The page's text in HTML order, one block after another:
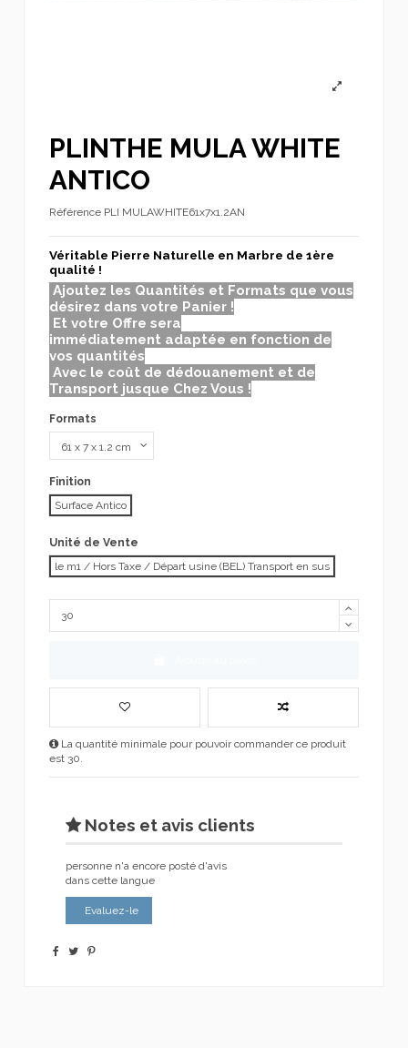
PLINTHE MULA WHITE
ANTICO
Référence PLI MULAWHITE61x7x1.2AN
Véritable Pierre Naturelle en Marbre de 1ère
qualité !
Ajoutez les Quantités et Formats que vous
désirez dans votre Panier !
Et votre Offre sera
immédiatement adaptée en fonction de
vos quantités
Avec le coût de dédouanement et de
Transport jusque Chez Vous !
Formats
Finition
Surface Antico
Unité de Vente
le m1 / Hors Taxe / Départ usine (BEL) Transport en sus
La quantité minimale pour pouvoir commander ce produit
est 30.
Notes et avis clients
personne n'a encore posté d'avis
dans cette langue
Evaluez-le